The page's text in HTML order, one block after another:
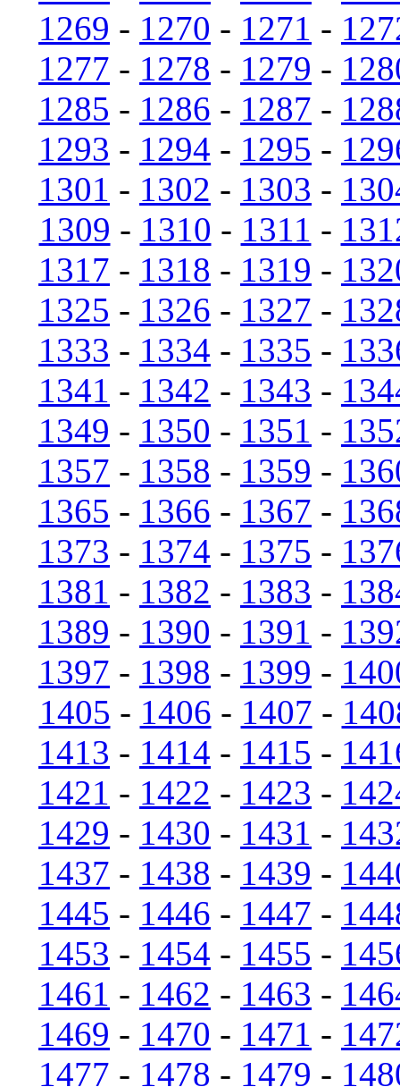
1269 - 1270 - 1271 -
1277 - 1278 - 1279 -
1285 - 1286 - 1287 -
1293 - 1294 - 1295 -
1301 - 1302 - 1303 -
1309 - 1310 - 1311 -
1317 - 1318 - 1319 -
1325 - 1326 - 1327 -
1333 - 1334 - 1335 -
1341 - 1342 - 1343 -
1349 - 1350 - 1351 -
1357 - 1358 - 1359 -
1365 - 1366 - 1367 -
1373 - 1374 - 1375 -
1381 - 1382 - 1383 -
1389 - 1390 - 1391 -
1397 - 1398 - 1399 -
1405 - 1406 - 1407 -
1413 - 1414 - 1415 -
1421 - 1422 - 1423 -
1429 - 1430 - 1431 -
1437 - 1438 - 1439 -
1445 - 1446 - 1447 -
1453 - 1454 - 1455 -
1461 - 1462 - 1463 -
1469 - 1470 - 1471 -
1477 - 1478 - 1479 -